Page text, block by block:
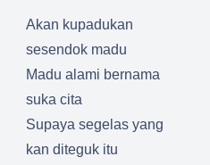
Akan kupadukan
sesendok madu
Madu alami bernama
suka cita
Supaya segelas yang
kan diteguk itu